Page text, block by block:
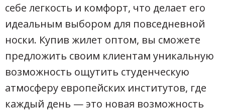
себе легкость и комфорт, что делает его
идеальным выбором для повседневной
носки. Купив жилет оптом, вы сможете
предложить своим клиентам уникальную
возможность ощутить студенческую
атмосферу европейских институтов, где
каждый день — это новая возможность